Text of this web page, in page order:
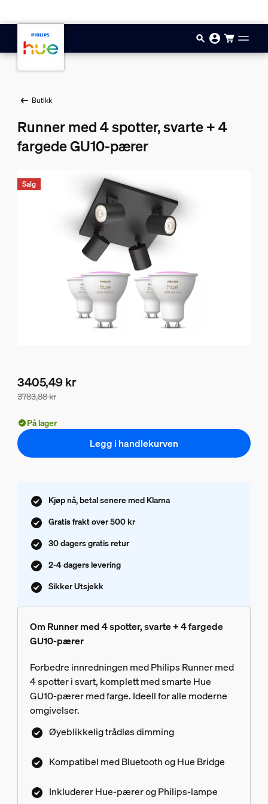
Butikk
Runner med 4 spotter, svarte + 4
fargede GU10-pærer
3783,88 kr
3405,49 kr
Salg
På lager
Legg i handlekurven
Kjøp nå, betal senere med Klarna
Gratis frakt over 500 kr
30 dagers gratis retur
2-4 dagers levering
Sikker Utsjekk
Om Runner med 4 spotter, svarte + 4 fargede
GU10-pærer
Forbedre innredningen med Philips Runner med
4 spotter i svart, komplett med smarte Hue
GU10-pærer med farge. Ideell for alle moderne
omgivelser.
Øyeblikkelig trådløs dimming
Kompatibel med Bluetooth og Hue Bridge
Inkluderer Hue-pærer og Philips-lampe